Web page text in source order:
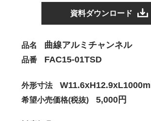
資料ダウンロード
品名 曲線アルミチャンネル
品番 FAC15-01TSD
外形寸法
希望小売価格(税抜) 5,000円